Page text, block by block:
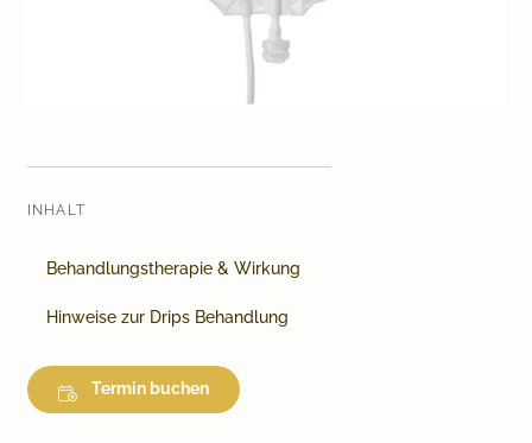
INHALT
Behandlungstherapie & Wirkung
Hinweise zur Drips Behandlung
Termin buchen